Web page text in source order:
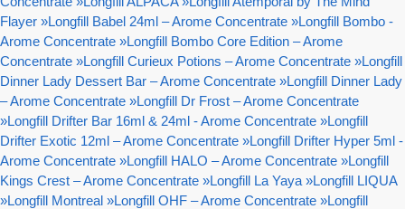
Flayer »Longfill Babel 24ml – Arome Concentrate »Longfill Bombo -
Arome Concentrate »Longfill Bombo Core Edition – Arome
Concentrate »Longfill Curieux Potions – Arome Concentrate »Longfill
Dinner Lady Dessert Bar – Arome Concentrate »Longfill Dinner Lady
– Arome Concentrate »Longfill Dr Frost – Arome Concentrate
»Longfill Drifter Bar 16ml & 24ml - Arome Concentrate »Longfill
Drifter Exotic 12ml – Arome Concentrate »Longfill Drifter Hyper 5ml -
Arome Concentrate »Longfill HALO – Arome Concentrate »Longfill
Kings Crest – Arome Concentrate »Longfill La Yaya »Longfill LIQUA
»Longfill Montreal »Longfill OHF – Arome Concentrate »Longfill